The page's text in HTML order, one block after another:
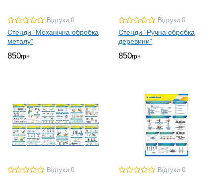
Відгуки 0
Стенди “Механічна обробка
металу”
850грн
Відгуки 0
Стенди “Ручна обробка
деревини”
850грн
Відгуки 0 Відгуки 0